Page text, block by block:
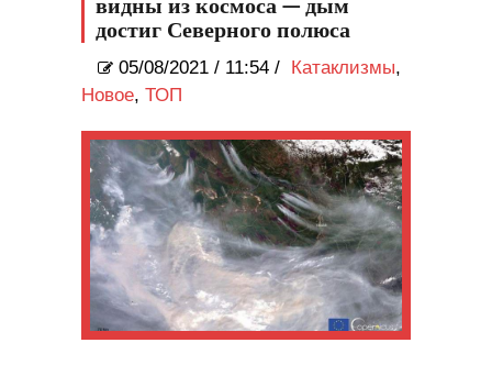
видны из космоса — дым
достиг Северного полюса
05/08/2021 / 11:54 / Катаклизмы,
Новое, ТОП